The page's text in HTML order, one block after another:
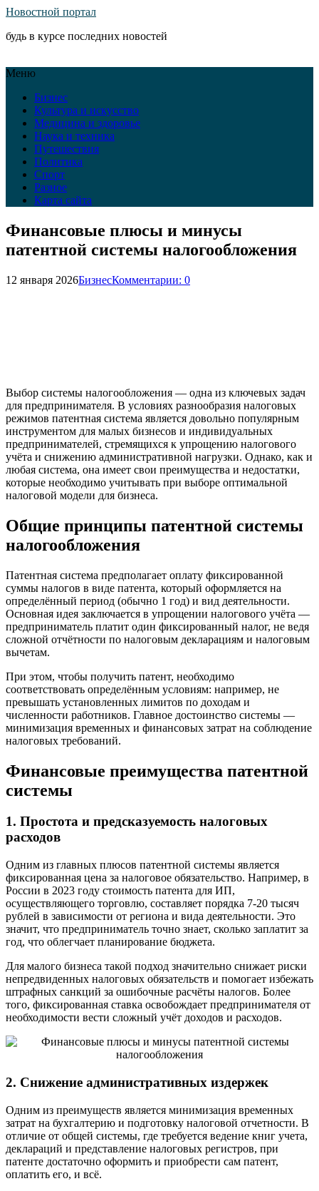
Новостной портал
будь в курсе последних новостей
Меню
Бизнес
Культура и искусство
Медицина и здоровье
Наука и техника
Путешествия
Политика
Спорт
Разное
Карта сайта
Финансовые плюсы и минусы
патентной системы налогообложения
12 января 2026БизнесКомментарии: 0
Выбор системы налогообложения — одна из ключевых задач
для предпринимателя. В условиях разнообразия налоговых
режимов патентная система является довольно популярным
инструментом для малых бизнесов и индивидуальных
предпринимателей, стремящихся к упрощению налогового
учёта и снижению административной нагрузки. Однако, как и
любая система, она имеет свои преимущества и недостатки,
которые необходимо учитывать при выборе оптимальной
налоговой модели для бизнеса.
Общие принципы патентной системы
налогообложения
Патентная система предполагает оплату фиксированной
суммы налогов в виде патента, который оформляется на
определённый период (обычно 1 год) и вид деятельности.
Основная идея заключается в упрощении налогового учёта —
предприниматель платит один фиксированный налог, не ведя
сложной отчётности по налоговым декларациям и налоговым
вычетам.
При этом, чтобы получить патент, необходимо
соответствовать определённым условиям: например, не
превышать установленных лимитов по доходам и
численности работников. Главное достоинство системы —
минимизация временных и финансовых затрат на соблюдение
налоговых требований.
Финансовые преимущества патентной
системы
1. Простота и предсказуемость налоговых
расходов
Одним из главных плюсов патентной системы является
фиксированная цена за налоговое обязательство. Например, в
России в 2023 году стоимость патента для ИП,
осуществляющего торговлю, составляет порядка 7-20 тысяч
рублей в зависимости от региона и вида деятельности. Это
значит, что предприниматель точно знает, сколько заплатит за
год, что облегчает планирование бюджета.
Для малого бизнеса такой подход значительно снижает риски
непредвиденных налоговых обязательств и помогает избежать
штрафных санкций за ошибочные расчёты налогов. Более
того, фиксированная ставка освобождает предпринимателя от
необходимости вести сложный учёт доходов и расходов.
2. Снижение административных издержек
Одним из преимуществ является минимизация временных
затрат на бухгалтерию и подготовку налоговой отчетности. В
отличие от общей системы, где требуется ведение книг учета,
деклараций и представление налоговых регистров, при
патенте достаточно оформить и приобрести сам патент,
оплатить его, и всё.